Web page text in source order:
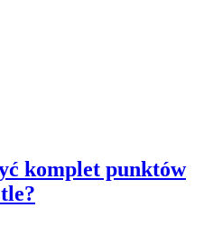
komplet punktów